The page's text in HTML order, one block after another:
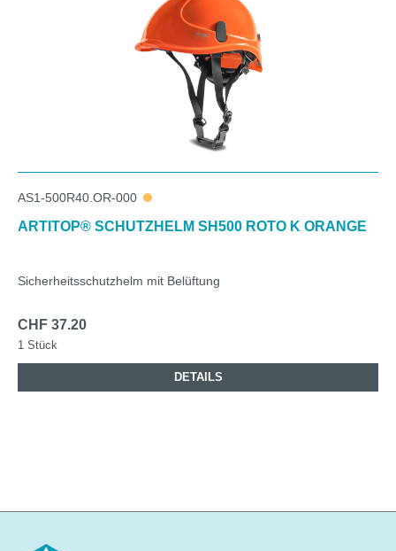
AS1-500R40.OR-000
ARTITOP® SCHUTZHELM SH500 ROTO K ORANGE
Sicherheitsschutzhelm mit Belüftung
CHF 37.20
1 Stück
DETAILS